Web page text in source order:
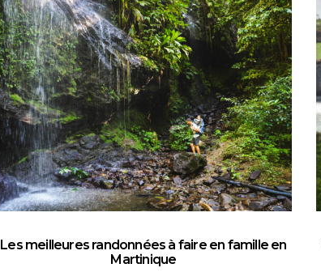
Les meilleures randonnées à faire en famille en
Martinique